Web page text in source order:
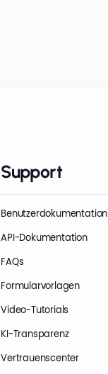
Support
Benutzerdokumentation
API-Dokumentation
FAQs
Formularvorlagen
Video-Tutorials
KI-Transparenz
Vertrauenscenter